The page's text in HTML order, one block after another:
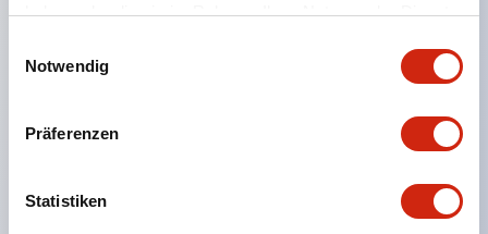
haben oder die sie im Rahmen Ihrer Nutzung der Dienste
Notwendig
Präferenzen
Statistiken
einer berührungsschutzabdeckung. (Bei
Verwendung in Kombination mit SS-Klemmen)
Einfache Beschriftungsarbeiten und sofortige
Reaktion auf plötzliche Anzeigeänderungen durch
Ausgestattet mit Spotbeleuchtung, die auch bei
hellem Licht eine einfache Leuchtbestätigung